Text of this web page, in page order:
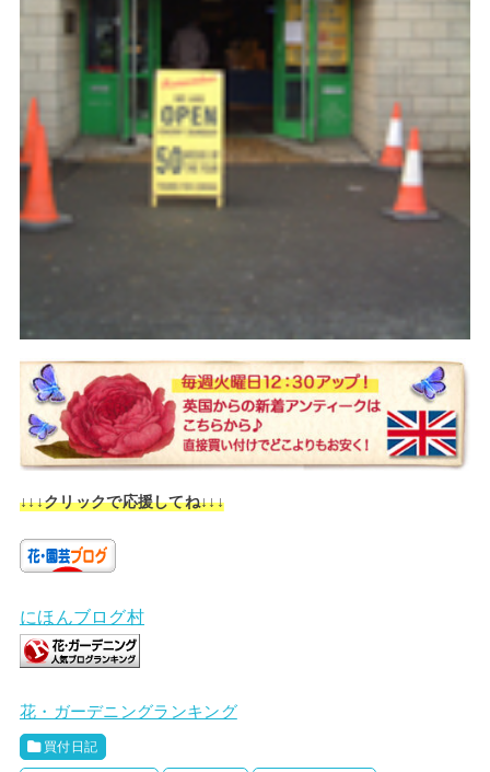
↓↓↓クリックで応援してね↓↓↓
にほんブログ村
花・ガーデニングランキング
買付日記